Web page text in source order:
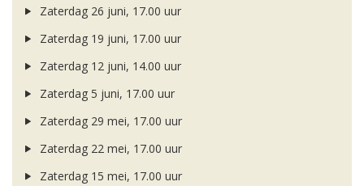
Zaterdag 26 juni, 17.00 uur
Zaterdag 19 juni, 17.00 uur
Zaterdag 12 juni, 14.00 uur
Zaterdag 5 juni, 17.00 uur
Zaterdag 29 mei, 17.00 uur
Zaterdag 22 mei, 17.00 uur
Zaterdag 15 mei, 17.00 uur